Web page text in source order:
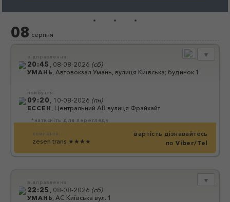
...
08 серпня
▼
*натисніть для перегляду
відправлення:
20:45 08-08-2026 (сб)
УМАНЬ Автовокзал Умань, вулиця Київська; будинок 1
прибуття:
09:20 10-08-2026 (пн)
ЕССЕН Центральний АВ вулиця Фрайхайт
компанія:
zesen trans ★★★★
вартість дізнавайтесь
поViber/Tel
▼
відправлення:
22:25 08-08-2026 (сб)
УМАНЬ АС Київська вул. 1